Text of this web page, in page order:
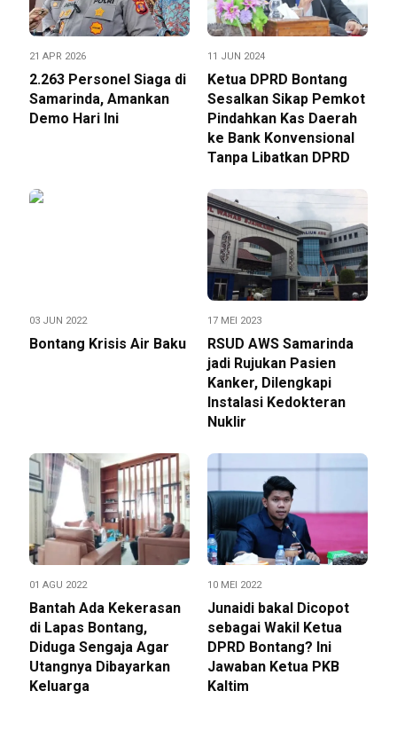
21 APR 2026
2.263 Personel Siaga di
Samarinda, Amankan
Demo Hari Ini
11 JUN 2024
Ketua DPRD Bontang
Sesalkan Sikap Pemkot
Pindahkan Kas Daerah
ke Bank Konvensional
Tanpa Libatkan DPRD
03 JUN 2022
Bontang Krisis Air Baku
17 MEI 2023
RSUD AWS Samarinda
jadi Rujukan Pasien
Kanker, Dilengkapi
Instalasi Kedokteran
Nuklir
01 AGU 2022
Bantah Ada Kekerasan
di Lapas Bontang,
Diduga Sengaja Agar
Utangnya Dibayarkan
Keluarga
10 MEI 2022
Junaidi bakal Dicopot
sebagai Wakil Ketua
DPRD Bontang? Ini
Jawaban Ketua PKB
Kaltim